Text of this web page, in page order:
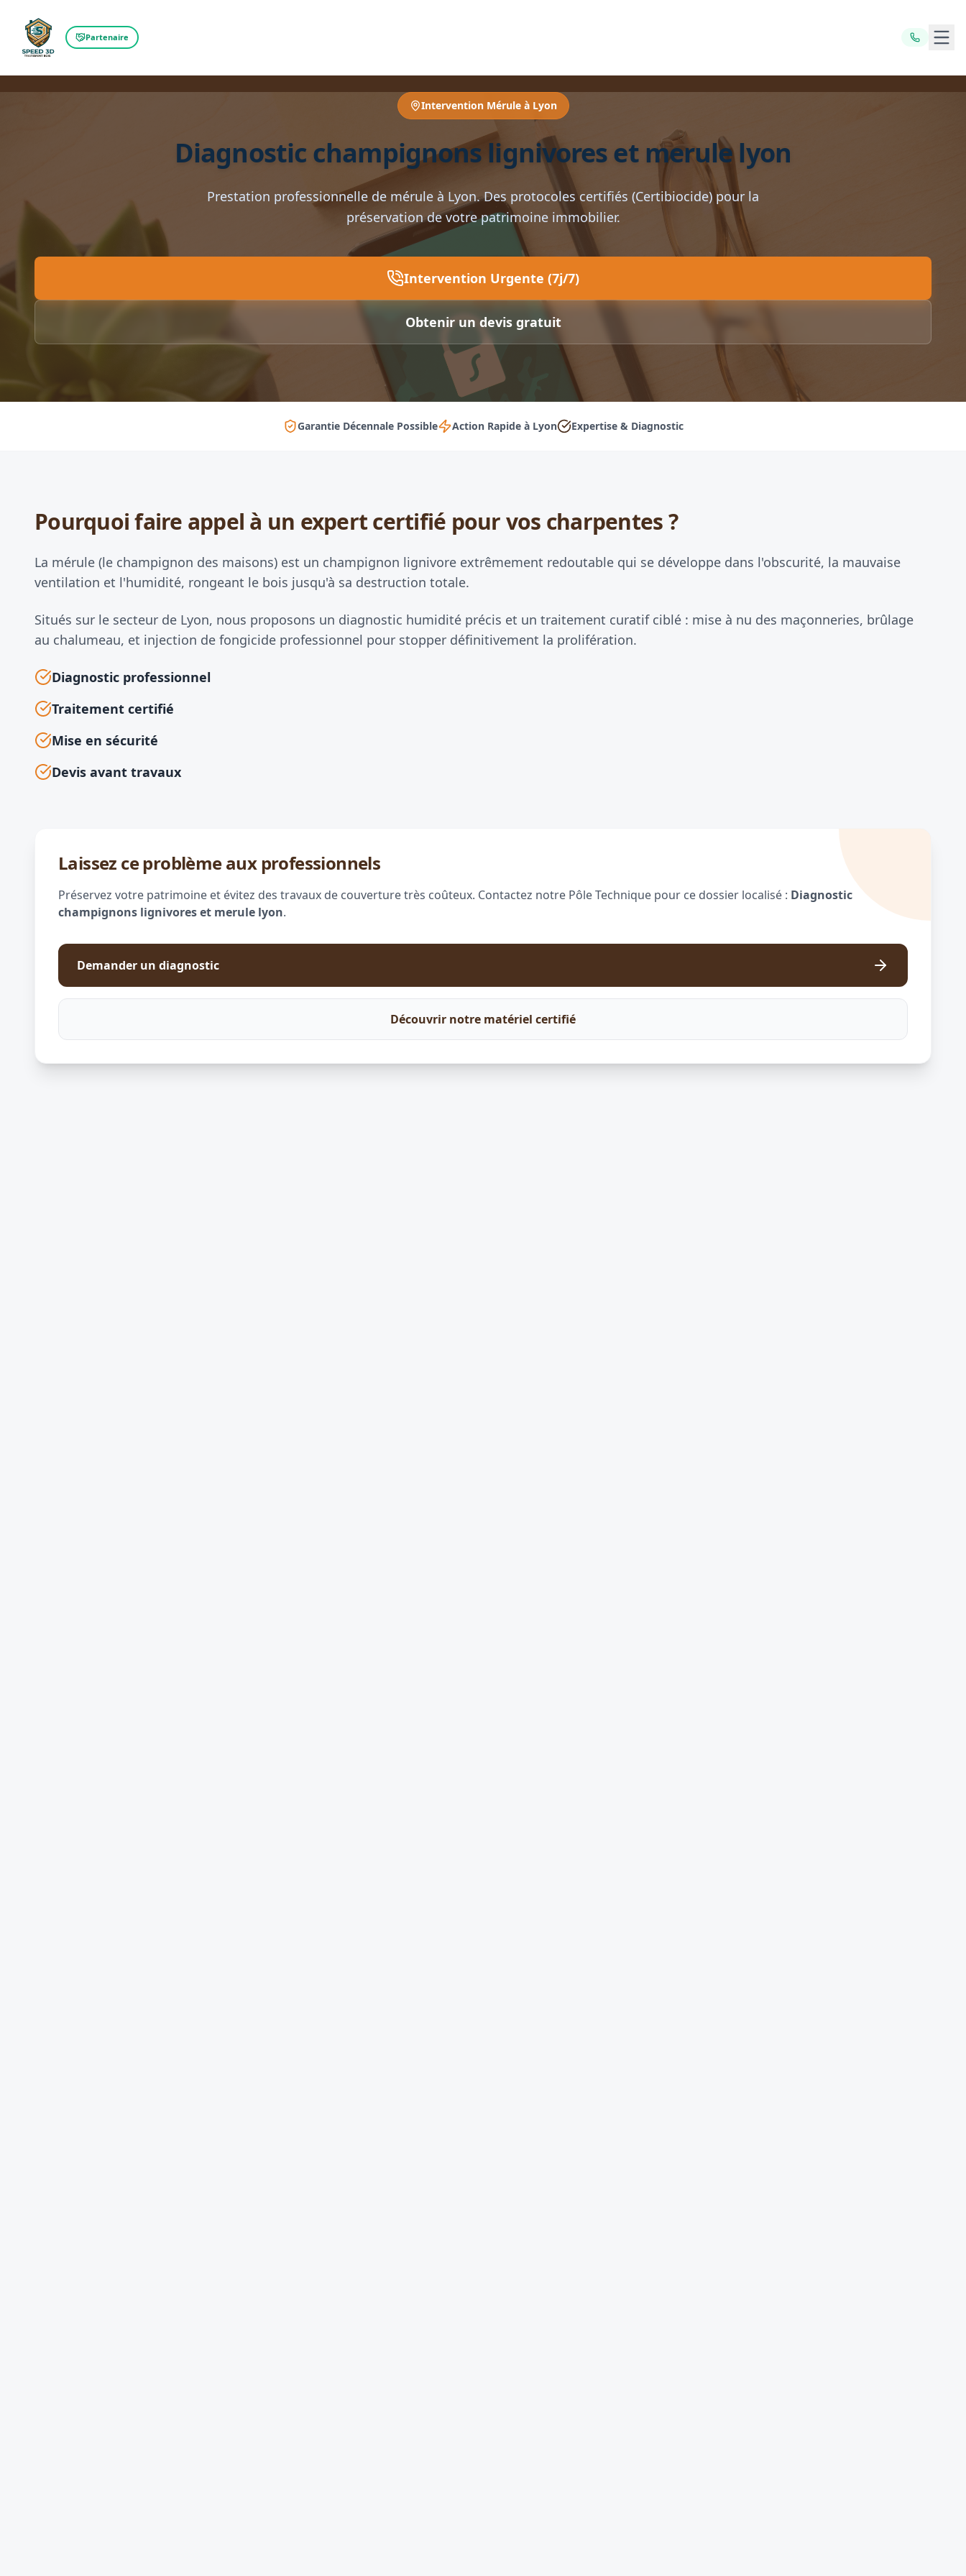
Partenaire
Intervention Mérule à Lyon
Diagnostic champignons lignivores et merule lyon
Prestation professionnelle de mérule à Lyon. Des protocoles certifiés (Certibiocide) pour la
préservation de votre patrimoine immobilier.
Intervention Urgente (7j/7)
Obtenir un devis gratuit
Garantie Décennale Possible Action Rapide à Lyon Expertise & Diagnostic
Pourquoi faire appel à un expert certifié pour vos charpentes ?
La mérule (le champignon des maisons) est un champignon lignivore extrêmement redoutable qui se développe dans l'obscurité, la mauvaise
ventilation et l'humidité, rongeant le bois jusqu'à sa destruction totale.
Situés sur le secteur de Lyon, nous proposons un diagnostic humidité précis et un traitement curatif ciblé : mise à nu des maçonneries, brûlage
au chalumeau, et injection de fongicide professionnel pour stopper définitivement la prolifération.
Diagnostic professionnel
Traitement certifié
Mise en sécurité
Devis avant travaux
Laissez ce problème aux professionnels
Préservez votre patrimoine et évitez des travaux de couverture très coûteux. Contactez notre Pôle Technique pour ce dossier localisé : Diagnostic
champignons lignivores et merule lyon.
Demander un diagnostic
Découvrir notre matériel certifié